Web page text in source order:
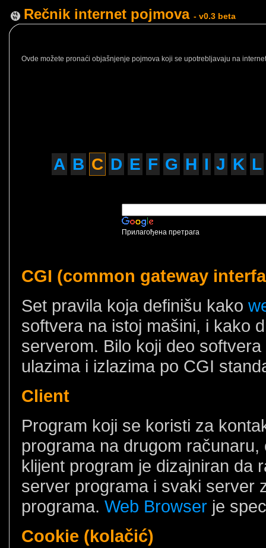
Rečnik internet pojmova - v0.3 beta
Ovde možete pronaći objašnjenje pojmova koji se upotrebljavaju na
A B C D E F G H I J K L
Прилагођена претрага
CGI (common gateway
Set pravila koja definišu kako
softvera na istoj mašini, i kako
serverom. Bilo koji deo
ulazima i izlazima po CGI
Client
Program koji se koristi za
programa na drugom
klijent program je dizajniran da
server programa i svaki server
programa. Web Browser je
Cookie (kolačić)